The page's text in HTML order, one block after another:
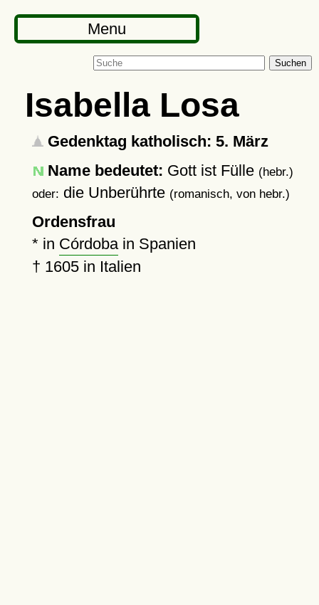
Menu
Suchen
Isabella Losa
Gedenktag katholisch: 5. März
Name bedeutet: Gott ist Fülle (hebr.)
oder: die Unberührte (romanisch, von hebr.)
Ordensfrau
* in Córdobain Spanien
† 1605in Italien